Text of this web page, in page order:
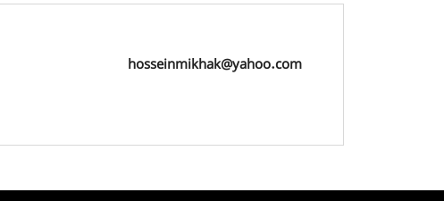
hosseinmikhak@yahoo.com